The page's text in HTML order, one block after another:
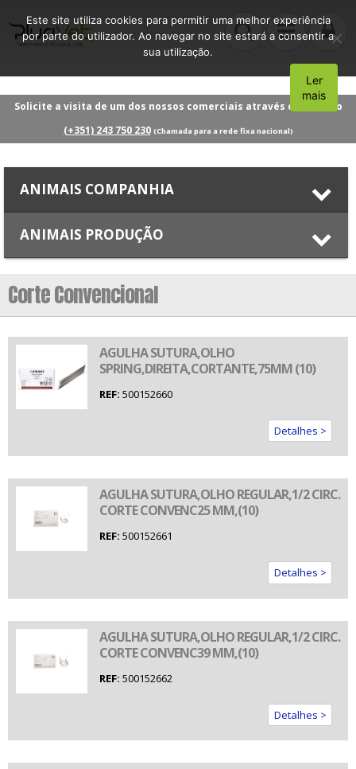
Solicite a visita de um dos nossos comerciais através do número
(+351) 243 750 230 (Chamada para a rede fixa nacional)
ANIMAIS COMPANHIA
ANIMAIS PRODUÇÃO
Corte Convencional
AGULHA SUTURA,OLHO
SPRING,DIREITA,CORTANTE,75MM (10)
REF: 500152660
Detalhes >
AGULHA SUTURA,OLHO REGULAR,1/2 CIRC.
CORTE CONVENC25 MM,(10)
REF: 500152661
Detalhes >
AGULHA SUTURA,OLHO REGULAR,1/2 CIRC.
CORTE CONVENC39 MM,(10)
REF: 500152662
Detalhes >
Este site utiliza cookies para permitir uma melhor experiência
por parte do utilizador. Ao navegar no site estará a consentir a
sua utilização.
Aceito
Ler
mais